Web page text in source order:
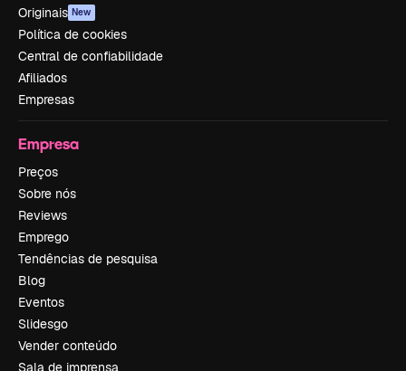
Originais New
Política de cookies
Central de confiabilidade
Afiliados
Empresas
Empresa
Preços
Sobre nós
Reviews
Emprego
Tendências de pesquisa
Blog
Eventos
Slidesgo
Vender conteúdo
Sala de imprensa